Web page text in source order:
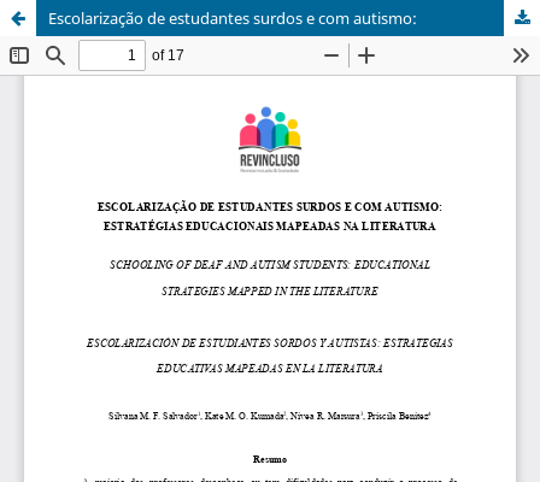
Escolarização de estudantes surdos e com autismo: